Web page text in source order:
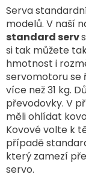
Serva
modelů. V naší
standard servs
si tak můžete
hmotnost i
servomotoru se
více než 31 kg.
převodovky. V
měli ohlídat
Kovové volte k
případě
který zamezí
servo.